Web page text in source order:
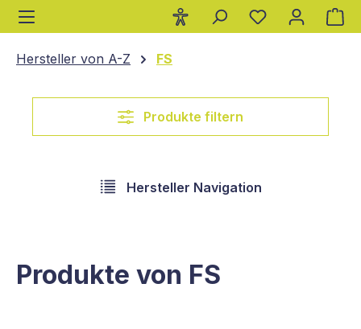
springen
Hersteller von A-Z FS
Produkte filtern
Hersteller Navigation
Produkte von FS